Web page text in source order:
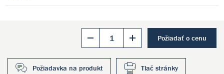
Požiadať o cenu
Požiadavka na produkt Tlač stránky